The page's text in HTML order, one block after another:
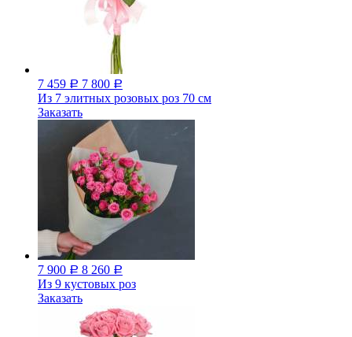
7 459 Р 7 800 Р
Из 7 элитных розовых роз 70 см
Заказать
7 900 Р 8 260 Р
Из 9 кустовых роз
Заказать